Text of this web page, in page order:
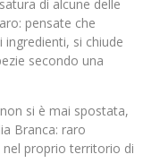
di alcune delle
pensate che
ingredienti, si chiude
secondo una
si è mai spostata,
Branca: raro
proprio territorio di